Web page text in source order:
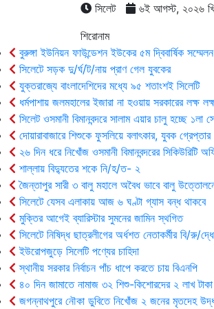
সিলেট
৬ই আগস্ট, ২০২৬
শিরোনাম
বুরুঙ্গা ইউনিয়ন ফাউন্ডেশন ইউকের ৫ম দ্বিবার্ষিক
সিলেটে সড়ক দু/র্ঘ/ট/নায় প্রাণ গেল যুবকের
যুক্তরাজ্যে বাংলাদেশিদের মধ্যে ৯৫ শতাংশই সিলেটি
ধর্মপাশায় জলমহালের ইজারা না হওয়ায় সরকারের লক্ষ
সিলেট ওসমানী বিমানবন্দরে সালাম এয়ার চালু হচ্ছে ১লা
দোয়ারাবাজারে শিশুকে ফুসলিয়ে বলাৎকার, যুবক গ্রেপ্তার
২৬ দিন ধরে নিখোঁজ ওসমানী বিমানবন্দরের সিকিউরিটি
শাল্লায় বিদ্যুতের শকে নি/হ/ত- ২
জৈন্তাপুর সারী ৩ বালু মহালে অবৈধ ভাবে বালু
সিলেটে যেসব এলাকায় আজ ৬ ঘণ্টা গ্যাস বন্ধ থাকবে
মুক্তির আগেই ব্যারিস্টার সুমনের জামিন স্থগিত
সিলেটে নিষিদ্ধ ছাত্রলীগের অর্ধশত নেতাকর্মীর বি/রু/
ইউরোপজুড়ে সিলেটি পণ্যের চাহিদা
স্থানীয় সরকার নির্বাচন পাঁচ ধাপে করতে চায় বিএনপি
৪০ দিন জামাতে নামাজ ৩২ শিশু-কিশোরদের ২ লাখ
জগন্নাথপুরে নৌকা ডুবিতে নিখোঁজ ২ জনের মৃতদেহ